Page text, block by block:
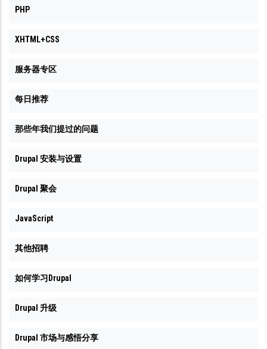
PHP
XHTML+CSS
服务器专区
每日推荐
那些年我们提过的问题
Drupal 安装与设置
Drupal 聚会
JavaScript
其他招聘
如何学习Drupal
Drupal 升级
Drupal 市场与感悟分享